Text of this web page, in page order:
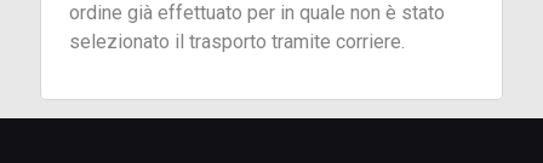
ordine già effettuato per in quale non è stato
selezionato il trasporto tramite corriere.